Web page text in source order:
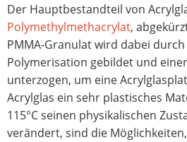
Der Hauptbestandteil von
Polymethylmethacrylat,
PMMA-Granulat wird dabei
Polymerisation gebildet und
unterzogen, um eine
Acrylglas ein sehr plastisches
115°C seinen physikalischen
verändert, sind die